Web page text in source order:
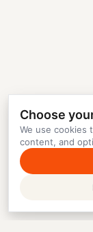
Choose
We use cookies
content, and